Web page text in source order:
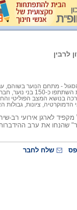
לרבין
- מתחם הנוער בשוהם,
הנוער ביישוב.
בנושא המצב הפוליטי
ציונות, גבולות
לארגן אירועי רב-
את ערב ההידברות
שלח לחבר